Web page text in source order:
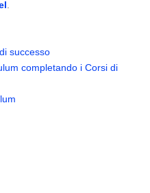
successo
completando i Corsi di